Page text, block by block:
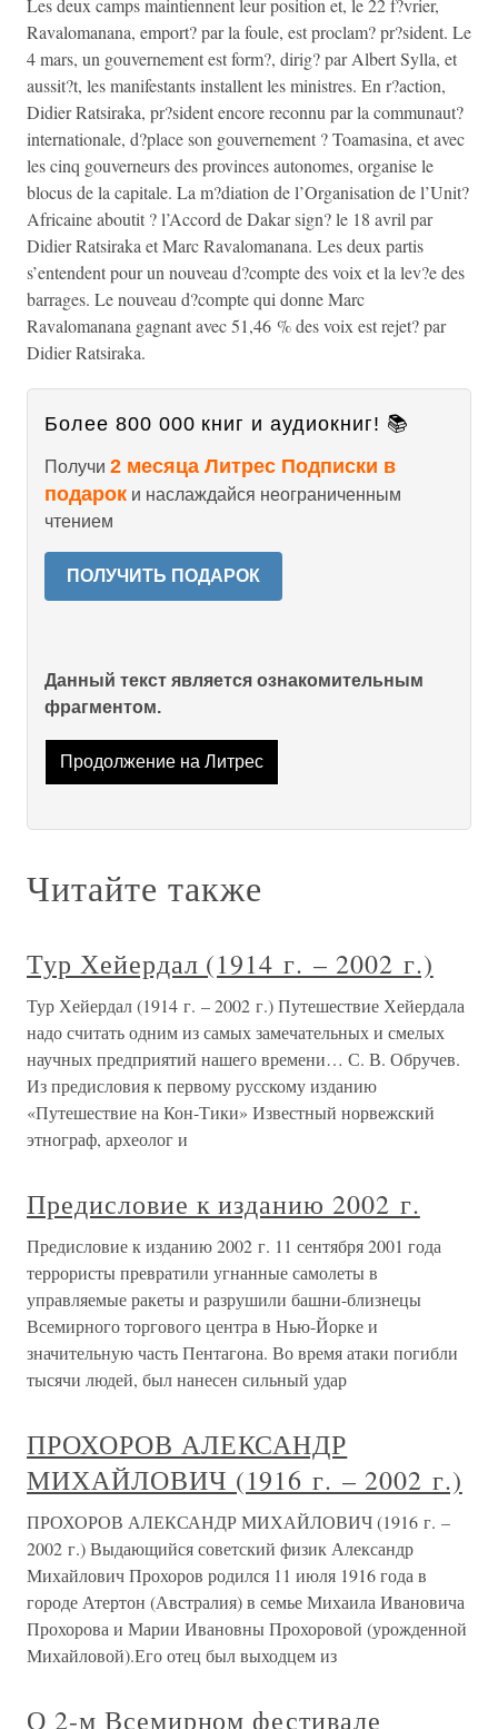
Les deux camps maintiennent leur position et, le 22 f?vrier,
Ravalomanana, emport? par la foule, est proclam? pr?sident. Le
4 mars, un gouvernement est form?, dirig? par Albert Sylla, et
aussit?t, les manifestants installent les ministres. En r?action,
Didier Ratsiraka, pr?sident encore reconnu par la communaut?
internationale, d?place son gouvernement ? Toamasina, et avec
les cinq gouverneurs des provinces autonomes, organise le
blocus de la capitale. La m?diation de l’Organisation de l’Unit?
Africaine aboutit ? l’Accord de Dakar sign? le 18 avril par
Didier Ratsiraka et Marc Ravalomanana. Les deux partis
s’entendent pour un nouveau d?compte des voix et la lev?e des
barrages. Le nouveau d?compte qui donne Marc
Ravalomanana gagnant avec 51,46 % des voix est rejet? par
Didier Ratsiraka.
Более 800 000 книг и аудиокниг! 📚
Получи 2 месяца Литрес Подписки в
подарок и наслаждайся неограниченным
чтением
ПОЛУЧИТЬ ПОДАРОК
Данный текст является ознакомительным
фрагментом.
Продолжение на Литрес
Читайте также
Тур Хейердал (1914 г. – 2002 г.)
Тур Хейердал (1914 г. – 2002 г.) Путешествие Хейердала
надо считать одним из самых замечательных и смелых
научных предприятий нашего времени… С. В. Обручев.
Из предисловия к первому русскому изданию
«Путешествие на Кон-Тики» Известный норвежский
этнограф, археолог и
Предисловие к изданию 2002 г.
Предисловие к изданию 2002 г. 11 сентября 2001 года
террористы превратили угнанные самолеты в
управляемые ракеты и разрушили башни-близнецы
Всемирного торгового центра в Нью-Йорке и
значительную часть Пентагона. Во время атаки погибли
тысячи людей, был нанесен сильный удар
ПРОХОРОВ АЛЕКСАНДР
МИХАЙЛОВИЧ (1916 г. – 2002 г.)
ПРОХОРОВ АЛЕКСАНДР МИХАЙЛОВИЧ (1916 г. –
2002 г.) Выдающийся советский физик Александр
Михайлович Прохоров родился 11 июля 1916 года в
городе Атертон (Австралия) в семье Михаила Ивановича
Прохорова и Марии Ивановны Прохоровой (урожденной
Михайловой).Его отец был выходцем из
О 2-м Всемирном фестивале